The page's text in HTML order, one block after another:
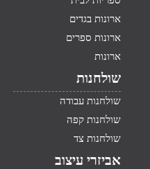
ארונות בגדים
ארונות ספרים
ארונות
שולחנות
שולחנות עבודה
שולחנות קפה
שולחנות צד
אביזרי עיצוב